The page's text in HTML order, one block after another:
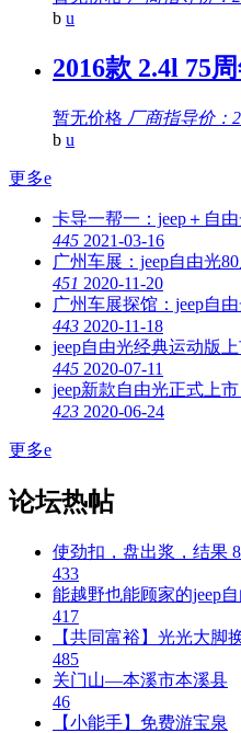
b u
2016款 2.4l 75
暂无价格 厂商指导价：
b u
更多e
卡导一帮一：jeep＋自
445 2021-03-16
广州车展：jeep自由光
451 2020-11-20
广州车展探馆：jeep自
443 2020-11-18
jeep自由光经典运动版
445 2020-07-11
jeep新款自由光正式上
423 2020-06-24
更多e
论坛热帖
使劲扣，盘出浆，结果 8
433
能越野也能顾家的jeep
417
【共同富裕】光光大脚
485
关门山—本溪市本溪县
46
【小能手】免费游宝泉